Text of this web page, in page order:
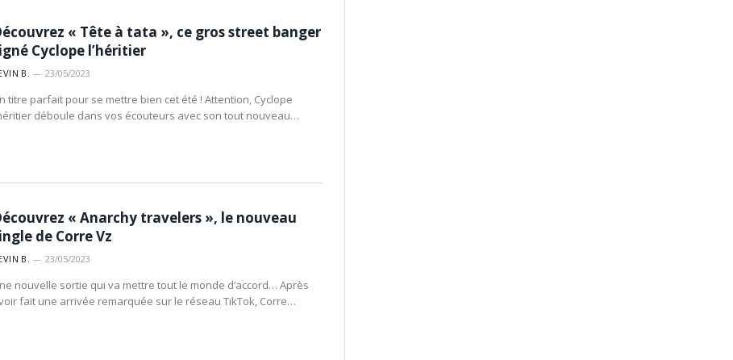
« Tête à tata », ce gros street banger
Cyclope l’héritier
B. 23/05/2023
titre parfait pour se mettre bien cet été ! Attention, Cyclope
déboule dans vos écouteurs avec son tout nouveau…
« Anarchy travelers », le nouveau
de Corre Vz
B. 23/05/2023
nouvelle sortie qui va mettre tout le monde d’accord… Après
fait une arrivée remarquée sur le réseau TikTok, Corre…